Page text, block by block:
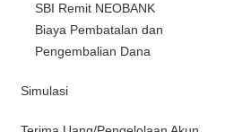
SBI Remit NEOBANK
Biaya Pembatalan dan
Pengembalian Dana
Simulasi